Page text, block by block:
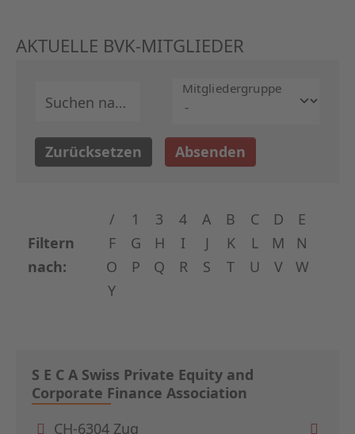
AKTUELLE BVK-MITGLIEDER
Suchen nach
Mitglieder­gruppe
Zurücksetzen Absenden
Filtern
nach:
/ 1 3 4 A B C D
E
F
G H I J K L M
N
O
P Q R S T U V
W
Y
S E C A Swiss Private Equity and
Corporate Finance Association
CH-6304 Zug